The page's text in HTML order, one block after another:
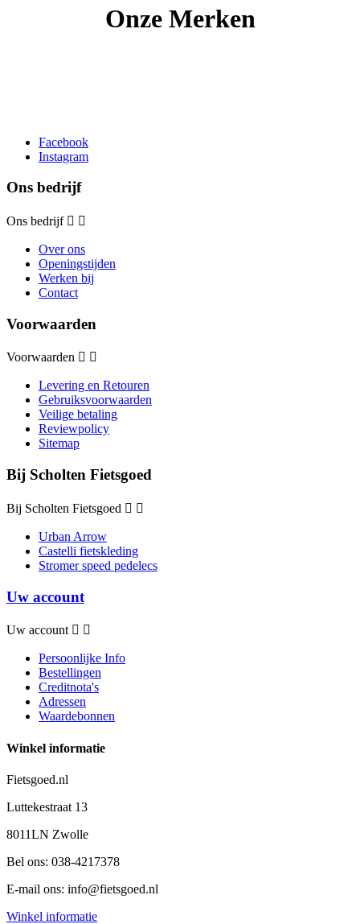
Onze Merken
Facebook
Instagram
Ons bedrijf
Ons bedrijf  
Over ons
Openingstijden
Werken bij
Contact
Voorwaarden
Voorwaarden  
Levering en Retouren
Gebruiksvoorwaarden
Veilige betaling
Reviewpolicy
Sitemap
Bij Scholten Fietsgoed
Bij Scholten Fietsgoed  
Urban Arrow
Castelli fietskleding
Stromer speed pedelecs
Uw account
Uw account  
Persoonlijke Info
Bestellingen
Creditnota's
Adressen
Waardebonnen
Winkel informatie
Fietsgoed.nl
Luttekestraat 13
8011LN Zwolle
Bel ons: 038-4217378
E-mail ons: info@fietsgoed.nl
Winkel informatie